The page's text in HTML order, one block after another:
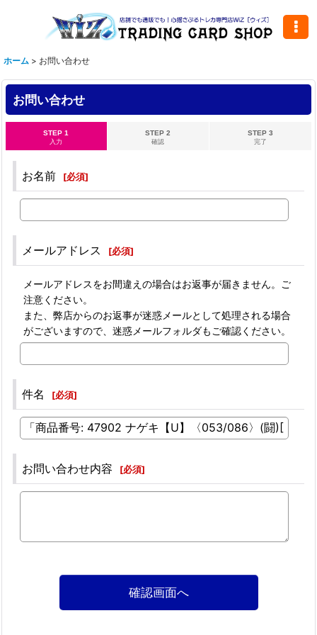
ホーム > お問い合わせ
お問い合わせ
STEP 1
入力
STEP 2
確認
STEP 3
完了
お名前 [必須]
メールアドレス [必須]
メールアドレスをお間違えの場合はお返事が届きません。ご
注意ください。
また、弊店からのお返事が迷惑メールとして処理される場合
がございますので、迷惑メールフォルダもご確認ください。
件名 [必須]
お問い合わせ内容 [必須]
確認画面へ